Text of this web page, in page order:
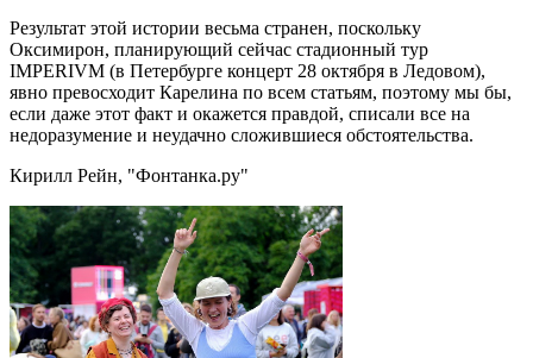
Результат этой истории весьма странен, поскольку
Оксимирон, планирующий сейчас стадионный тур
IMPERIVM (в Петербурге концерт 28 октября в Ледовом),
явно превосходит Карелина по всем статьям, поэтому мы бы,
если даже этот факт и окажется правдой, списали все на
недоразумение и неудачно сложившиеся обстоятельства.
Кирилл Рейн, "Фонтанка.ру"